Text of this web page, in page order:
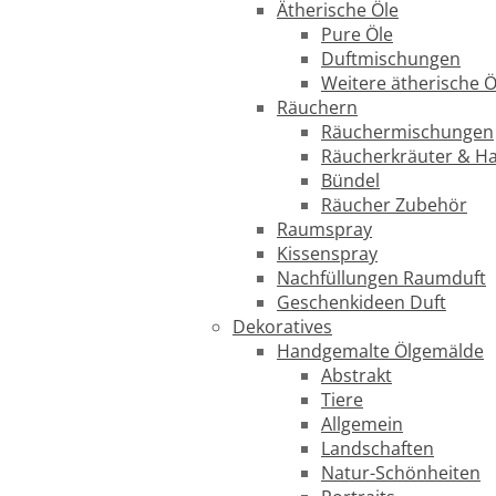
Ätherische Öle
Pure Öle
Duftmischungen
Weitere ätherische
Räuchern
Räuchermischungen
Räucherkräuter &
Bündel
Räucher Zubehör
Raumspray
Kissenspray
Nachfüllungen Raumduft
Geschenkideen Duft
Dekoratives
Handgemalte Ölgemälde
Abstrakt
Tiere
Allgemein
Landschaften
Natur-Schönheiten